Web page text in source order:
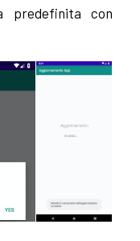
predefinita con